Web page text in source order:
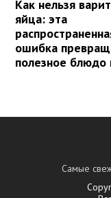
Как нельзя
яйца: эта
ошибка
полезное блюдо
Самые